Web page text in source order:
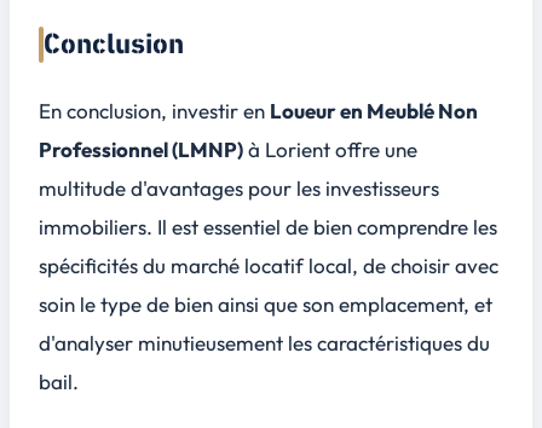
Conclusion
En conclusion, investir en Loueur en Meublé Non
Professionnel (LMNP)à Lorient offre une
multitude d'avantages pour les investisseurs
immobiliers. Il est essentiel de bien comprendre les
spécificités du marché locatif local, de choisir avec
soin le type de bien ainsi que son emplacement, et
d'analyser minutieusement les caractéristiques du
bail.